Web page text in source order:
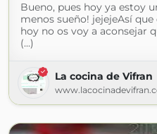
Bueno, pues hoy ya estoy
menos sueño! jejejeAsí
hoy no os voy a aconsejar
(...)
La cocina de Vifran